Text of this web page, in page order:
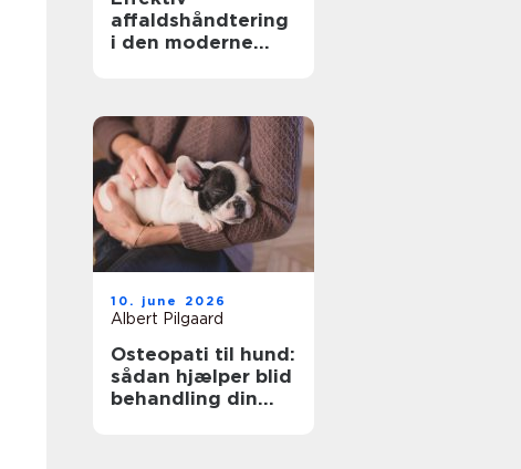
affaldshåndtering
i den moderne
10. june 2026
Albert Pilgaard
Osteopati til hund:
sådan hjælper blid
behandling din